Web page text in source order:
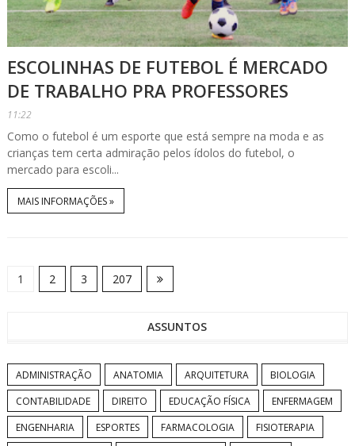
ESCOLINHAS DE FUTEBOL É MERCADO
DE TRABALHO PRA PROFESSORES
11:22
Como o futebol é um esporte que está sempre na moda e as
crianças tem certa admiração pelos ídolos do futebol, o
mercado para escoli...
MAIS INFORMAÇÕES »
1 2 3 207
ASSUNTOS
ADMINISTRAÇÃO ANATOMIA ARQUITETURA
BIOLOGIA
CONTABILIDADE
DIREITO EDUCAÇÃO FÍSICA
ENFERMAGEM
ENGENHARIA
ESPORTES FARMACOLOGIA
FISIOTERAPIA